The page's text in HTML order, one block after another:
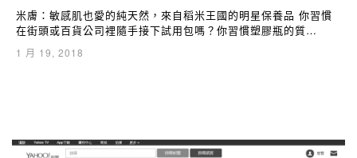
米膚：敏感肌也愛的純天然，來自稻米王國的明星保養品 你習慣
在街頭或百貨公司裡隨手接下試用包嗎？你習慣塑膠瓶的質…
1 月 19, 2018